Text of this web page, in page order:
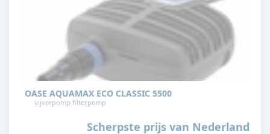
OASE AQUAMAX ECO CLASSIC 5500
vijverpomp filterpomp
Scherpste prijs van Nederland